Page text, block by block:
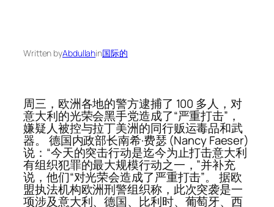
Written byAbdullahin国际的
周三，欧洲各地的警方逮捕了 100 多人，对
意大利的光荣会黑手党造成了“严重打击”，
嫌疑人被控与拉丁美洲的同行贩运毒品和武
器。 德国内政部长南希·费瑟 (Nancy Faeser)
说：“今天的突击行动是迄今为止打击意大利
有组织犯罪的最大规模行动之一，”并补充
说，他们“对光荣会造成了严重打击”。 据欧
盟执法机构欧洲刑警组织称，此次突袭是一
项涉及意大利、德国、比利时、葡萄牙、西